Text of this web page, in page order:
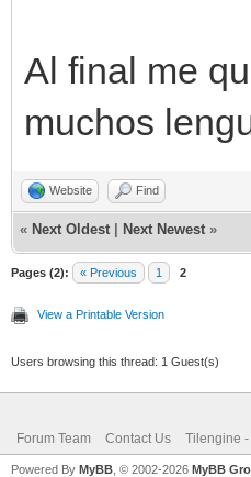
Al final me
muchos
Website Find
« Next Oldest Next Newest »
Pages (2): « Previous 1 2
View a Printable Version
Users browsing this thread: 1 Guest(s)
Forum Team Contact Us Tilengine
Powered By MyBB , © 2002-2026 MyBB